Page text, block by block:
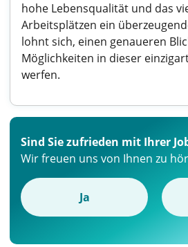
hohe Lebensqualität und das
Arbeitsplätzen ein
lohnt sich, einen genaueren
Möglichkeiten in dieser
werfen.
Sind Sie zufrieden mit Ihrer
Wir freuen uns von Ihnen zu
Ja